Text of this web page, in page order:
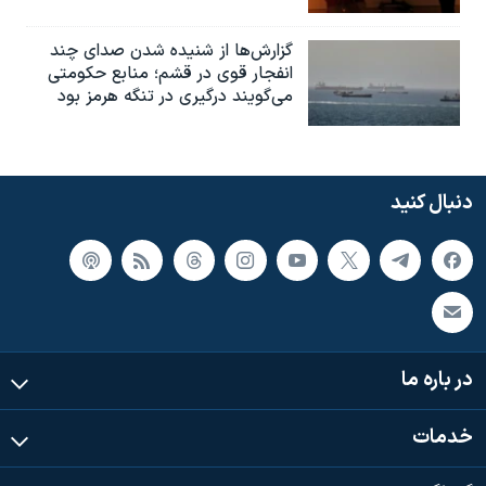
گزارش‌ها از شنیده شدن صدای چند
انفجار قوی در قشم؛ منابع حکومتی
می‌گویند درگیری در تنگه هرمز بود
دنبال کنید
در باره ما
خدمات